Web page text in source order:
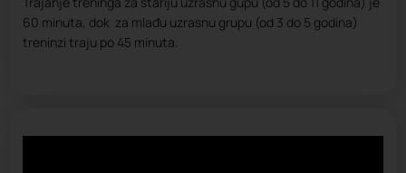
60 minuta, dok za mlađu uzrasnu grupu (od 3 do 5 godina)
treninzi traju po 45 minuta.